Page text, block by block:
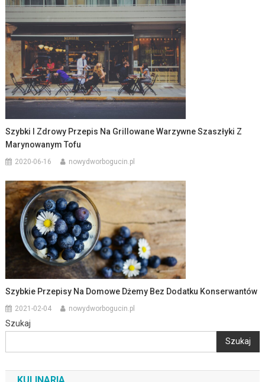
Szybki I Zdrowy Przepis Na Grillowane Warzywne Szaszłyki Z
Marynowanym Tofu
2020-06-16 nowydworbogucin.pl
Szybkie Przepisy Na Domowe Dżemy Bez Dodatku Konserwantów
2021-02-04 nowydworbogucin.pl
Szukaj
Szukaj